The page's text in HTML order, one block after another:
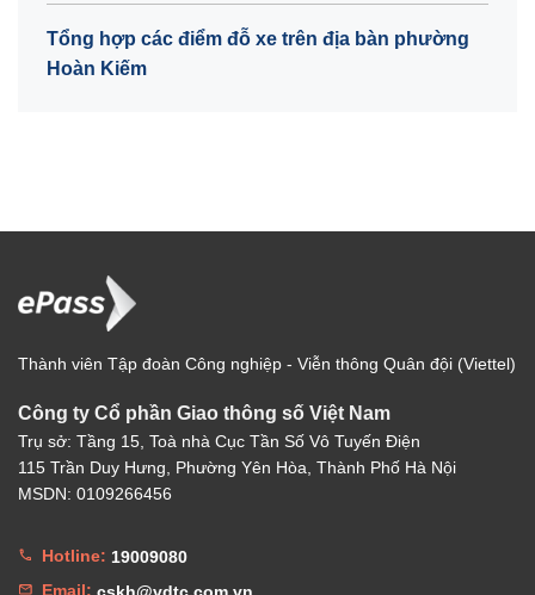
Tổng hợp các điểm đỗ xe trên địa bàn phường
Hoàn Kiếm
Thành viên Tập đoàn Công nghiệp - Viễn thông Quân đội (Viettel)
Công ty Cổ phần Giao thông số Việt Nam
Trụ sở: Tầng 15, Toà nhà Cục Tần Số Vô Tuyến Điện
115 Trần Duy Hưng, Phường Yên Hòa, Thành Phố Hà Nội
MSDN: 0109266456
Hotline: 19009080
Email: cskh@vdtc.com.vn